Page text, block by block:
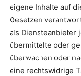
eigene Inhalte auf
Gesetzen
als Diensteanbieter
übermittelte oder
überwachen oder
eine rechtswidrige